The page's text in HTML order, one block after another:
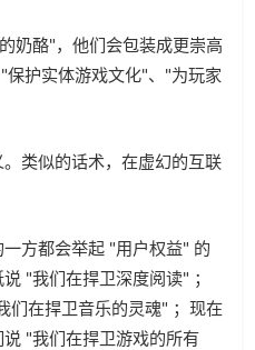
奶酪"，他们会包装成更崇高
护实体游戏文化"、"为玩家
类似的话术，在虚幻的互联
方都会举起 "用户权益" 的
"我们在捍卫深度阅读" ；
们在捍卫音乐的灵魂" ；现在
"我们在捍卫游戏的所有